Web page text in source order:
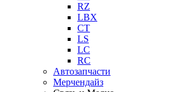
RZ
LBX
CT
LS
LC
RC
Автозапчасти
Мерчендайз